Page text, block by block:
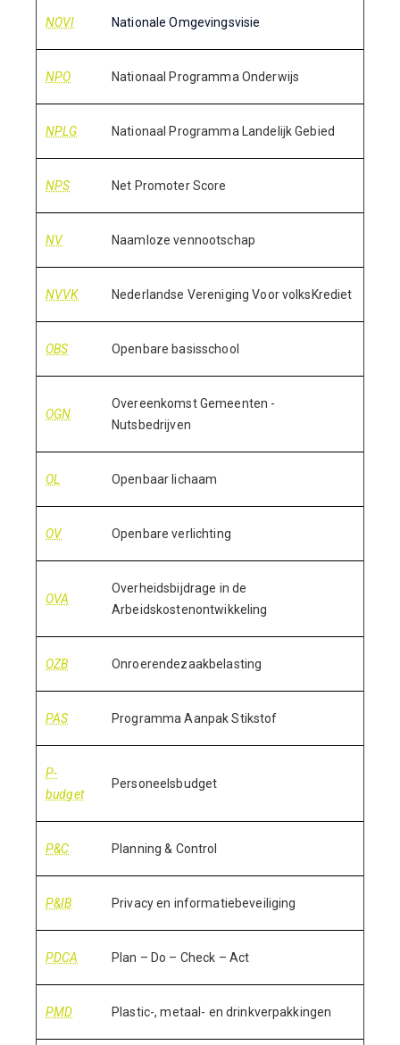
NOVI Nationale Omgevingsvisie
NPO Nationaal Programma Onderwijs
NPLG Nationaal Programma Landelijk Gebied
NPS Net Promoter Score
NV Naamloze vennootschap
NVVK Nederlandse Vereniging Voor volksKrediet
OBS Openbare basisschool
OGN
Overeenkomst Gemeenten -
Nutsbedrijven
OL Openbaar lichaam
OV Openbare verlichting
OVA
Overheidsbijdrage in de
Arbeidskostenontwikkeling
OZB Onroerendezaakbelasting
PAS Programma Aanpak Stikstof
P-
budget
Personeelsbudget
P&C Planning & Control
P&IB Privacy en informatiebeveiliging
PDCA Plan – Do – Check – Act
PMD Plastic-, metaal- en drinkverpakkingen